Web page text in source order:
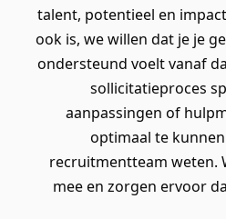
talent, potentieel en
ook is, we willen dat je je
ondersteund voelt vanaf
sollicitatieproces
aanpassingen of
optimaal te
recruitmentteam weten.
mee en zorgen ervoor